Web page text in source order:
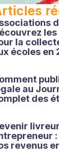
la
écoles en
au
des
revenus